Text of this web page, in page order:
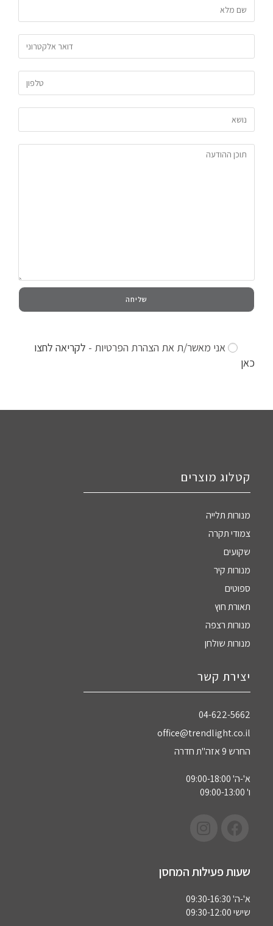
אני מאשר/ת את הצהרת הפרטיות - לקריאה לחצו
כאן
קטלוג מוצרים
מנורות תלייה
צמודי תקרה
שקועים
מנורות קיר
ספוטים
תאורת חוץ
מנורות רצפה
מנורות שולחן
יצירת קשר
04-622-5662‏
office@trendlight.co.il
החרש 9 אזה"ת חדרה
א'-ה' 09:00-18:00
ו' 09:00-13:00
שעות פעילות המחסן
א'-ה' 09:30-16:30
שישי 09:30-12:00